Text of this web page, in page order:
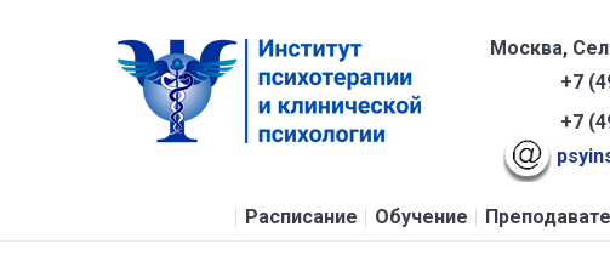
Москва,
+7
+7
Расписание Обучение